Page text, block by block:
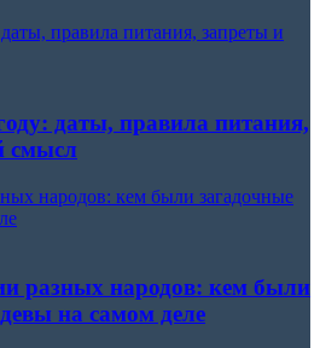
правила питания, запреты и
даты, правила питания,
смысл
народов: кем были загадочные
разных народов: кем были
на самом деле